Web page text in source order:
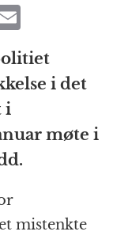
m
ai
l
i det
i
møte i
mistenkte